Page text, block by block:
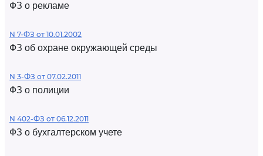
ФЗ о рекламе
N 7-ФЗ от 10.01.2002
ФЗ об охране окружающей среды
N 3-ФЗ от 07.02.2011
ФЗ о полиции
N 402-ФЗ от 06.12.2011
ФЗ о бухгалтерском учете